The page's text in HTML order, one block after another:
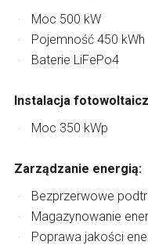
Moc 500 kW
Pojemność 450 kWh
Baterie LiFePo4
Instalacja
Moc 350 kWp
Zarządzanie energią:
Bezprzerwowe
Magazynowanie
Poprawa jakości